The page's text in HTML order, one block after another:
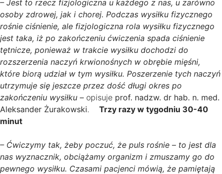
– Jest to rzecz fizjologiczna u każdego z nas, u zarówno
osoby zdrowej, jak i chorej. Podczas wysiłku fizycznego
rośnie ciśnienie, ale fizjologiczna rola wysiłku fizycznego
jest taka, iż po zakończeniu ćwiczenia spada ciśnienie
tętnicze, ponieważ w trakcie wysiłku dochodzi do
rozszerzenia naczyń krwionośnych w obrębie mięśni,
które biorą udział w tym wysiłku. Poszerzenie tych naczyń
utrzymuje się jeszcze przez dość długi okres po
zakończeniu wysiłku – opisuje prof. nadzw. dr hab. n. med.
Aleksander Żurakowski. Trzy razy w tygodniu 30-40
minut
– Ćwiczymy tak, żeby poczuć, że puls rośnie – to jest dla
nas wyznacznik, obciążamy organizm i zmuszamy go do
pewnego wysiłku. Czasami pacjenci mówią, że pamiętają